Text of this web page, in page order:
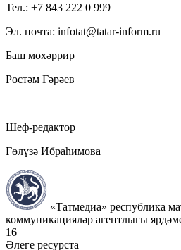
Тел.: +7 843 222 0 999
Эл. почта: infotat@tatar-inform.ru
Баш мөхәррир
Рөстәм Гәрәев
Шеф-редактор
Гөлүзә Ибраһимова
«Татмедиа» республика
коммуникацияләр агентлыгы
16+
Әлеге ресурста